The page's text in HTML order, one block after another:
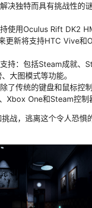
决独特而具有挑战性的
使用Oculus Rift DK2
更新将支持HTC Vive和
持：包括Steam成就、
大图模式等功能。
了传统的键盘和鼠标控
Xbox One和Steam控制
战，逃离这个令人恐惧